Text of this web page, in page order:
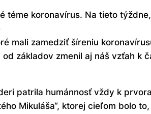
téme koronavírus. Na tieto
mali zamedziť šíreniu
základov zmenil aj náš vzťah k
patrila humánnosť vždy k
Mikuláša“, ktorej cieľom bolo